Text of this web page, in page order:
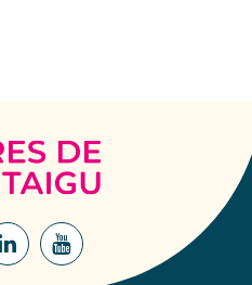
Terres
de
Lien
Lien